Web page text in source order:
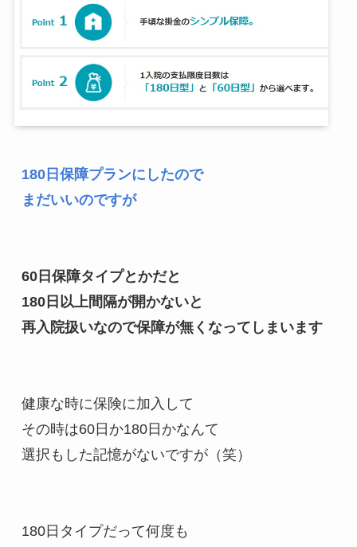
180日保障プランにしたので
まだいいのですが
60日保障タイプとかだと
180日以上間隔が開かないと
再入院扱いなので保障が無くなってしまいます
健康な時に保険に加入して
その時は60日か180日かなんて
選択もした記憶がないですが（笑）
180日タイプだって何度も